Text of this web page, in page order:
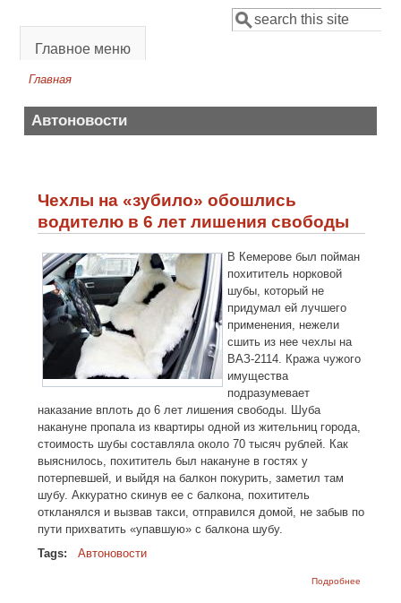
Форма поиска
Поиск
Главное меню
Главная
Автоновости
Чехлы на «зубило» обошлись
водителю в 6 лет лишения свободы
В Кемерове был пойман
похититель норковой
шубы, который не
придумал ей лучшего
применения, нежели
сшить из нее чехлы на
ВАЗ-2114. Кража чужого
имущества
подразумевает
наказание вплоть до 6 лет лишения свободы. Шуба
накануне пропала из квартиры одной из жительниц города,
стоимость шубы составляла около 70 тысяч рублей. Как
выяснилось, похититель был накануне в гостях у
потерпевшей, и выйдя на балкон покурить, заметил там
шубу. Аккуратно скинув ее с балкона, похититель
откланялся и вызвав такси, отправился домой, не забыв по
пути прихватить «упавшую» с балкона шубу.
Tags:
Автоновости
Подробнее